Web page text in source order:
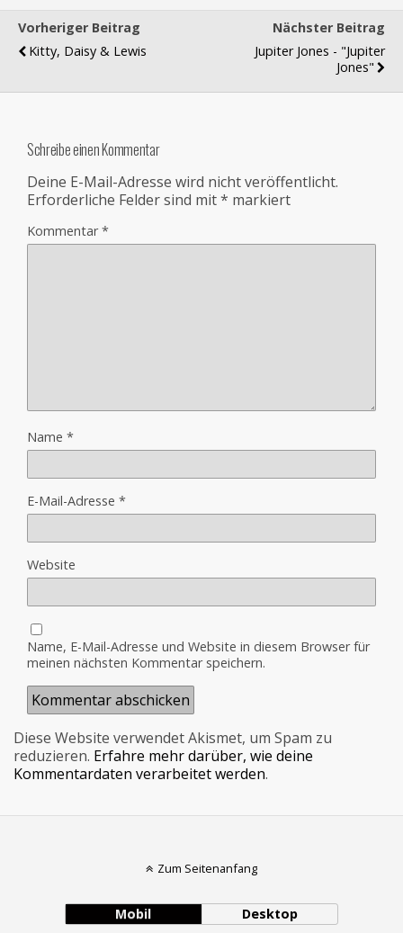
Vorheriger Beitrag
Kitty, Daisy & Lewis
Nächster Beitrag
Jupiter Jones - "Jupiter
Jones"
Schreibe einen Kommentar
Deine E-Mail-Adresse wird nicht veröffentlicht.
Erforderliche Felder sind mit* markiert
Kommentar*
Name *
E-Mail-Adresse *
Website
Name, E-Mail-Adresse und Website in diesem Browser für
meinen nächsten Kommentar speichern.
Diese Website verwendet Akismet, um Spam zu
reduzieren. Erfahre mehr darüber, wie deine
Kommentardaten verarbeitet werden.
Zum Seitenanfang
Mobil Desktop